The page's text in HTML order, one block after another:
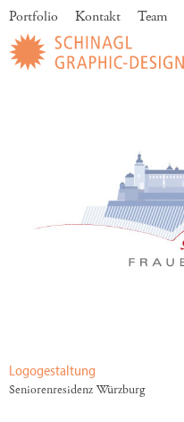
Portfolio Kontakt Team
Logogestaltung
Seniorenresidenz Würzburg